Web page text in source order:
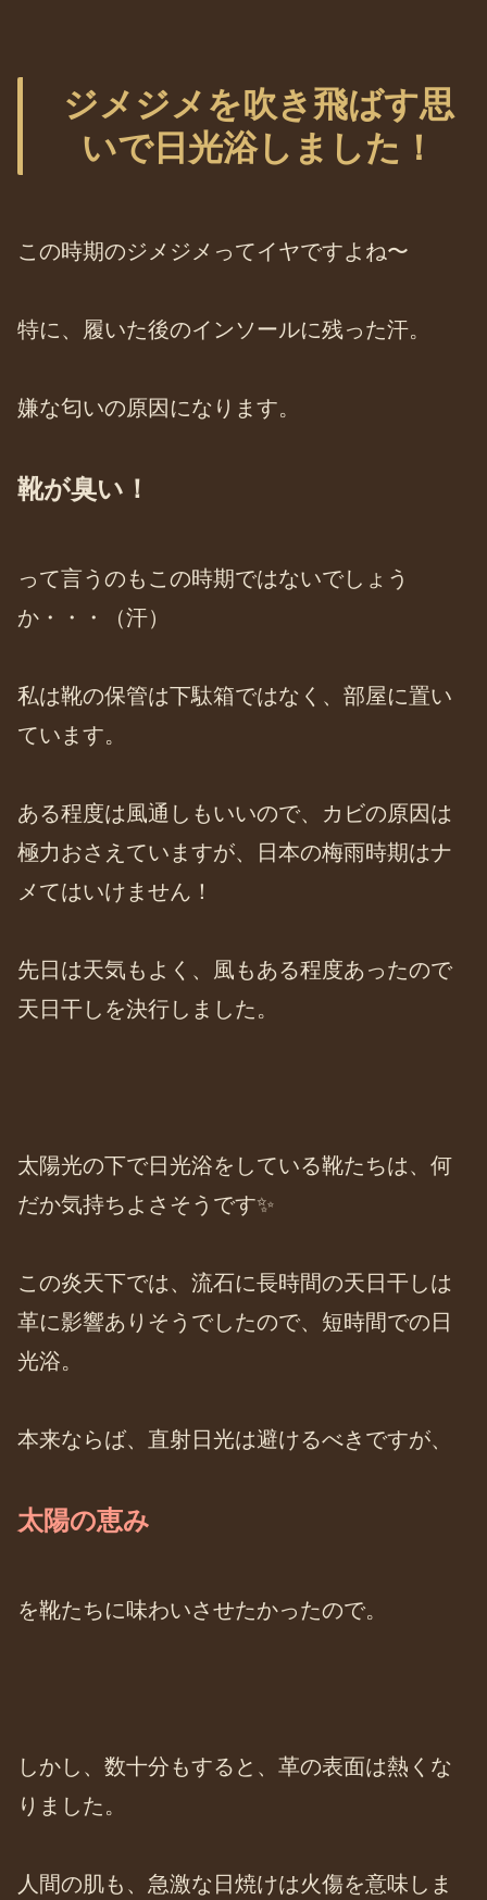
ジメジメを吹き飛ばす思
いで日光浴しました！
この時期のジメジメってイヤですよね〜
特に、履いた後のインソールに残った汗。
嫌な匂いの原因になります。
靴が臭い！
って言うのもこの時期ではないでしょう
か・・・（汗）
私は靴の保管は下駄箱ではなく、部屋に置い
ています。
ある程度は風通しもいいので、カビの原因は
極力おさえていますが、日本の梅雨時期はナ
メてはいけません！
先日は天気もよく、風もある程度あったので
天日干しを決行しました。
太陽光の下で日光浴をしている靴たちは、何
だか気持ちよさそうです✨
この炎天下では、流石に長時間の天日干しは
革に影響ありそうでしたので、短時間での日
光浴。
本来ならば、直射日光は避けるべきですが、
太陽の恵み
を靴たちに味わいさせたかったので。
しかし、数十分もすると、革の表面は熱くな
りました。
人間の肌も、急激な日焼けは火傷を意味しま